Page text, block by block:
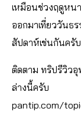
เหมือนช่วงฤดูหน
ออกมาเที่ยววันธ
สัปดาห์เช่นกันครับ
ติดตาม ทริปรีวิว
ล่างนี้ครับ
pantip.com/